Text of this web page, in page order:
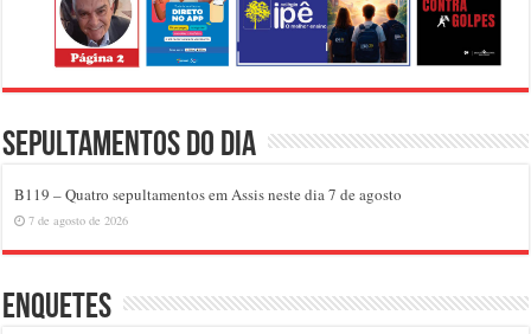
Sepultamentos do dia
B119 – Quatro sepultamentos em Assis neste dia 7 de agosto
7 de agosto de 2026
Enquetes